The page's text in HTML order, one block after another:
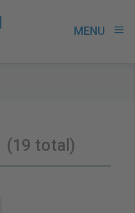
MENU menu
(19 total)